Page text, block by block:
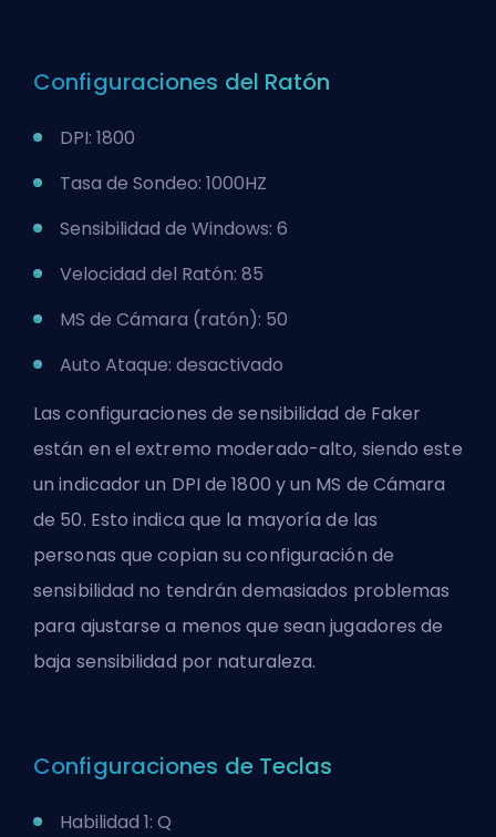
Configuraciones del Ratón
DPI: 1800
Tasa de Sondeo: 1000HZ
Sensibilidad de Windows: 6
Velocidad del Ratón: 85
MS de Cámara (ratón): 50
Auto Ataque: desactivado
Las configuraciones de sensibilidad de Faker
están en el extremo moderado-alto, siendo este
un indicador un DPI de 1800 y un MS de Cámara
de 50. Esto indica que la mayoría de las
personas que copian su configuración de
sensibilidad no tendrán demasiados problemas
para ajustarse a menos que sean jugadores de
baja sensibilidad por naturaleza.
Configuraciones de Teclas
Habilidad 1: Q